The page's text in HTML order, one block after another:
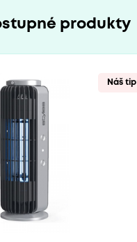
produkty
Náš tip